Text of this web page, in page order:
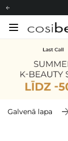
Galvenā lapa